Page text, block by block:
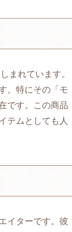
まれています。
。特にその「モ
です。この商品
テムとしても人
イターです。彼